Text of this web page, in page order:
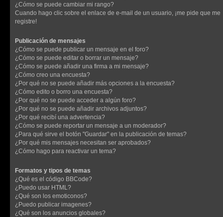
¿Cómo se puede cambiar mi rango?
Cuando hago clic sobre el enlace de e-mail de un usuario, ¡me pide que me
registre!
Publicación de mensajes
¿Cómo se puede publicar un mensaje en el foro?
¿Cómo se puede editar o borrar un mensaje?
¿Cómo se puede añadir una firma a mi mensaje?
¿Cómo creo una encuesta?
¿Por qué no se puede añadir más opciones a la encuesta?
¿Cómo edito o borro una encuesta?
¿Por qué no se puede acceder a algún foro?
¿Por qué no se puede añadir archivos adjuntos?
¿Por qué recibí una advertencia?
¿Cómo se puede reportar un mensaje a un moderador?
¿Para qué sirve el botón "Guardar" en la publicación de temas?
¿Por qué mis mensajes necesitan ser aprobados?
¿Cómo hago para reactivar un tema?
Formatos y tipos de temas
¿Qué es el código BBCode?
¿Puedo usar HTML?
¿Qué son los emoticonos?
¿Puedo publicar imagenes?
¿Qué son los anuncios globales?